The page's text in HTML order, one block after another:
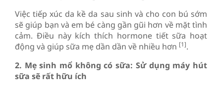
Việc tiếp xúc da kề da sau sinh và cho con bú sớm
sẽ giúp bạn và em bé càng gần gũi hơn về mặt tình
cảm. Điều này kích thích hormone tiết sữa hoạt
động và giúp sữa mẹ dần dần về nhiều hơn [1].
2. Mẹ sinh mổ không có sữa: Sử dụng máy hút
sữa sẽ rất hữu ích